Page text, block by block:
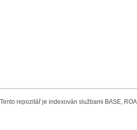
Tento repozitář je indexován službami BASE,